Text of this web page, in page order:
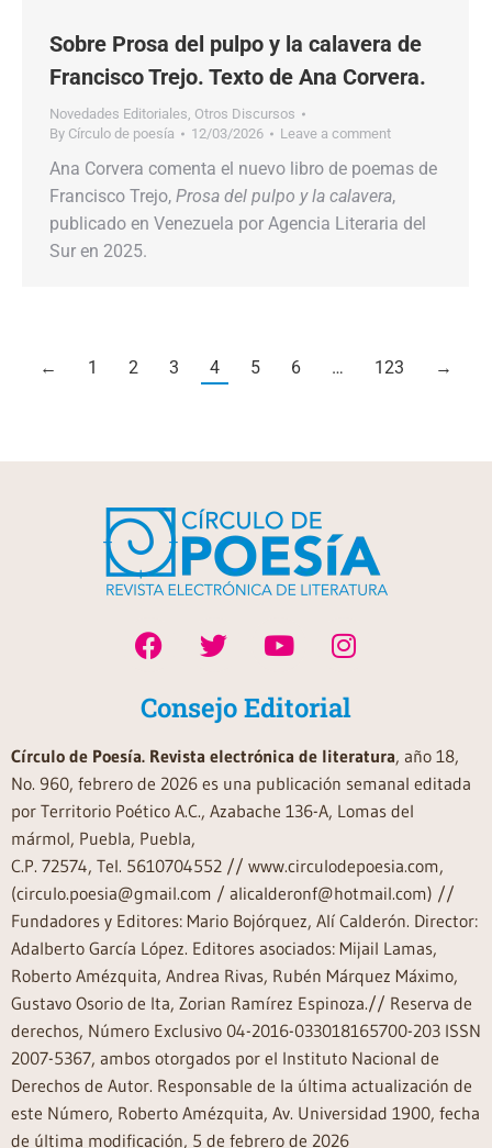
Sobre Prosa del pulpo y la calavera de
Francisco Trejo. Texto de Ana Corvera.
Novedades Editoriales, Otros Discursos
By Círculo de poesía 12/03/2026 Leave a comment
Ana Corvera comenta el nuevo libro de poemas de
Francisco Trejo, Prosa del pulpo y la calavera,
publicado en Venezuela por Agencia Literaria del
Sur en 2025.
← 1 2 3 4 5 6 … 123 →
Consejo Editorial
Círculo de Poesía. Revista electrónica de literatura, año 18,
No. 960, febrero de 2026 es una publicación semanal editada
por Territorio Poético A.C., Azabache 136-A, Lomas del
mármol, Puebla, Puebla,
C.P. 72574, Tel. 5610704552 // www.circulodepoesia.com,
(circulo.poesia@gmail.com / alicalderonf@hotmail.com) //
Fundadores y Editores: Mario Bojórquez, Alí Calderón. Director:
Adalberto García López. Editores asociados: Mijail Lamas,
Roberto Amézquita, Andrea Rivas, Rubén Márquez Máximo,
Gustavo Osorio de Ita, Zorian Ramírez Espinoza.// Reserva de
derechos, Número Exclusivo 04-2016-033018165700-203 ISSN
2007-5367, ambos otorgados por el Instituto Nacional de
Derechos de Autor. Responsable de la última actualización de
este Número, Roberto Amézquita, Av. Universidad 1900, fecha
de última modificación, 5 de febrero de 2026